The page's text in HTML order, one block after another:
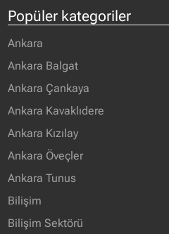
Popüler kategoriler
Ankara
Ankara Balgat
Ankara Çankaya
Ankara Kavaklıdere
Ankara Kızılay
Ankara Öveçler
Ankara Tunus
Bilişim
Bilişim Sektörü